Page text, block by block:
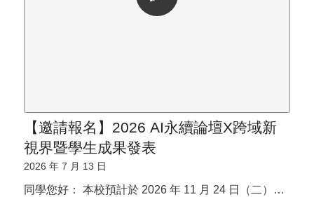
【邀請報名】2026 AI永續論壇X跨域新
視界暨學生成果發表
2026 年 7 月 13 日
同學您好： 本校預計於 2026 年 11 月 24 日（二）…